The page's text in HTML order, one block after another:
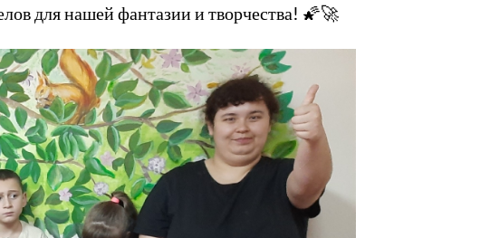
для нашей фантазии и творчества! 🌠🚀